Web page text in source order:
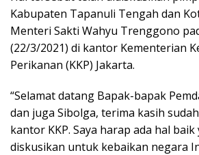
Kabupaten Tapanuli Tengah dan
Menteri Sakti Wahyu Trenggono
(22/3/2021) di kantor Kementerian
Perikanan (KKP) Jakarta.
“Selamat datang Bapak-bapak
dan juga Sibolga, terima kasih
kantor KKP. Saya harap ada hal
diskusikan untuk kebaikan negara